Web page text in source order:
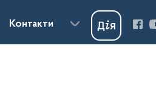
Контакти